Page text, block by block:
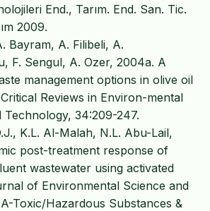
End., Tarım. End. San. Tic.
2009.
Bayram, A. Filibeli, A.
F. Sengul, A. Ozer, 2004a. A
management options in olive oil
Reviews in Environ-mental
Technology, 34:209-247.
K.L. Al-Malah, N.L. Abu-Lail,
post-treatment response of
wastewater using activated
of Environmental Science and
Toxic/Hazardous Substances &